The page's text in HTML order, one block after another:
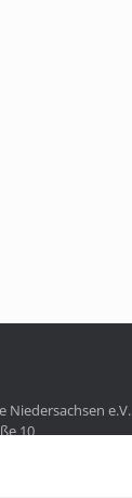
Niedersachsen e.V.
10